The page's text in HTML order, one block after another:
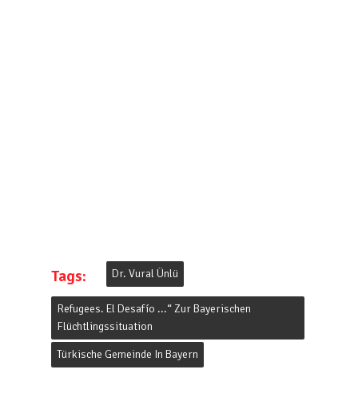
Tags: Dr. Vural Ünlü
Refugees. El Desafío ...“ Zur Bayerischen
Flüchtlingssituation
Türkische Gemeinde In Bayern